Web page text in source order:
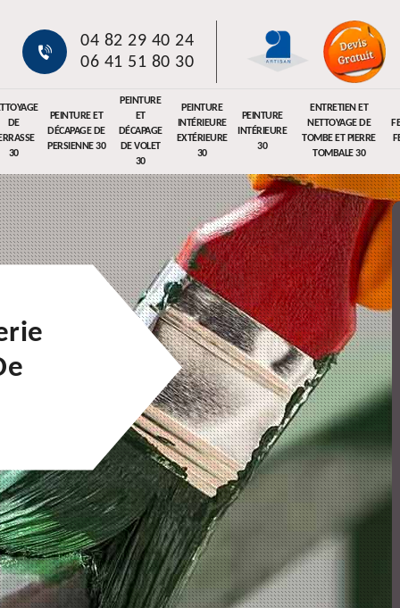
04 82 29 40 24
06 41 51 80 30
DE
30
PEINTURE ET
DÉCAPAGE DE
PERSIENNE 30
PEINTURE
ET
DÉCAPAGE
DE VOLET
30
PEINTURE
INTÉRIEURE
EXTÉRIEURE
30
PEINTURE
INTÉRIEURE
30
ENTRETIEN ET
NETTOYAGE DE
TOMBE ET PIERRE
TOMBALE 30